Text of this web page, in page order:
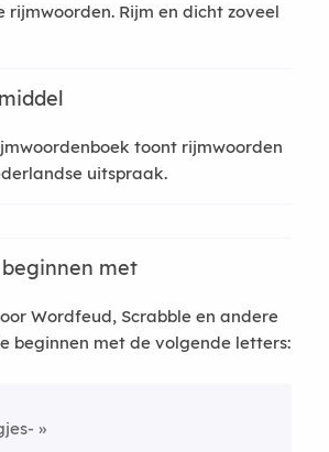
rijmwoorden. Rijm en dicht zoveel
toont rijmwoorden
uitspraak.
met
Wordfeud, Scrabble en andere
beginnen met de volgende letters: